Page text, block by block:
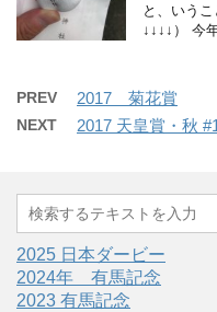
と、いう
↓↓↓↓） 今
PREV 2017 菊花賞
NEXT 2017 天皇賞・秋 #1
2025 日本ダービー
2024年 有馬記念
2023 有馬記念